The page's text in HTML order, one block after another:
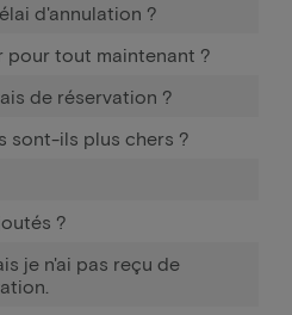
d'annulation ?
pour tout maintenant ?
de réservation ?
sont-ils plus chers ?
?
je n'ai pas reçu de